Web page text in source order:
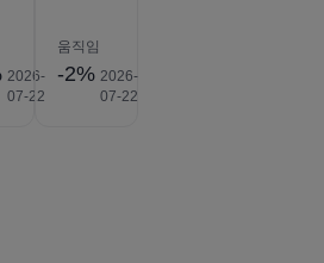
2026-
07-22
움직임
-2% 2026-
07-22